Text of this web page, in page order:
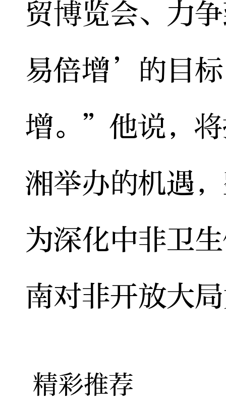
贸博览会、力
易倍增’的目
增。”他说，
湘举办的机遇
为深化中非卫
南对非开放大
精彩推荐